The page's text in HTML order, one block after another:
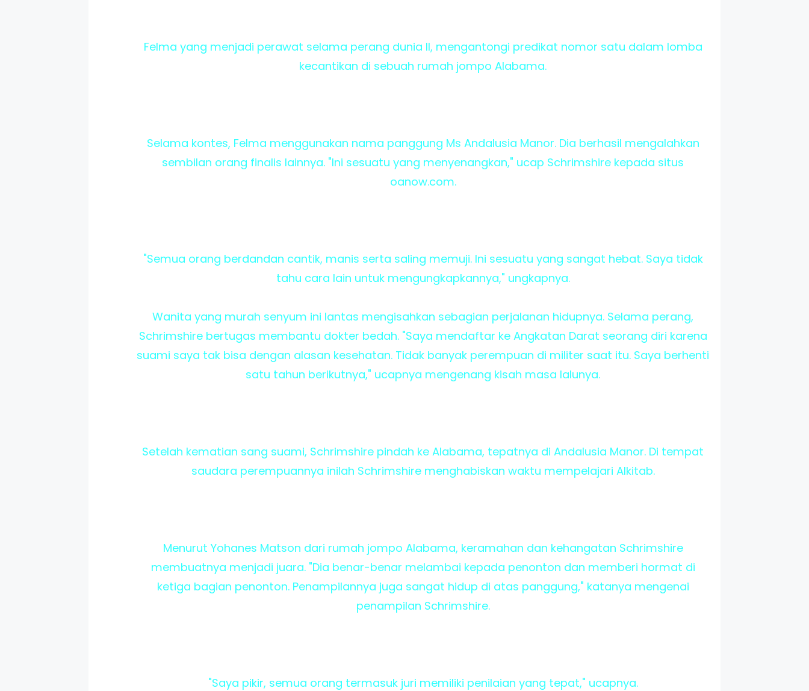
Felma yang menjadi perawat selama perang dunia II, mengantongi predikat nomor satu dalam lomba
kecantikan di sebuah rumah jompo Alabama.
Selama kontes, Felma menggunakan nama panggung Ms Andalusia Manor. Dia berhasil mengalahkan
sembilan orang finalis lainnya. "Ini sesuatu yang menyenangkan," ucap Schrimshire kepada situs
oanow.com.
"Semua orang berdandan cantik, manis serta saling memuji. Ini sesuatu yang sangat hebat. Saya tidak
tahu cara lain untuk mengungkapkannya," ungkapnya.
Wanita yang murah senyum ini lantas mengisahkan sebagian perjalanan hidupnya. Selama perang,
Schrimshire bertugas membantu dokter bedah. "Saya mendaftar ke Angkatan Darat seorang diri karena
suami saya tak bisa dengan alasan kesehatan. Tidak banyak perempuan di militer saat itu. Saya berhenti
satu tahun berikutnya," ucapnya mengenang kisah masa lalunya.
Setelah kematian sang suami, Schrimshire pindah ke Alabama, tepatnya di Andalusia Manor. Di tempat
saudara perempuannya inilah Schrimshire menghabiskan waktu mempelajari Alkitab.
Menurut Yohanes Matson dari rumah jompo Alabama, keramahan dan kehangatan Schrimshire
membuatnya menjadi juara. "Dia benar-benar melambai kepada penonton dan memberi hormat di
ketiga bagian penonton. Penampilannya juga sangat hidup di atas panggung," katanya mengenai
penampilan Schrimshire.
"Saya pikir, semua orang termasuk juri memiliki penilaian yang tepat," ucapnya.